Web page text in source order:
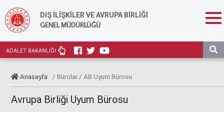
DIŞ İLİŞKİLER VE AVRUPA BİRLİĞİ
GENEL MÜDÜRLÜĞÜ
ADALET BAKANLIĞI
Anasayfa / Bürolar / AB Uyum Bürosu
Avrupa Birliği Uyum Bürosu